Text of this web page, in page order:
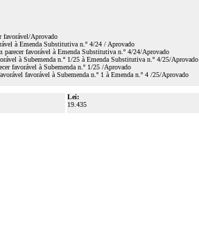
favorável/Aprovado
à Emenda Substitutiva n.º 4/24 / Aprovado
favorável à Emenda Substitutiva n.º 4/24/Aprovado
à Subemenda n.º 1/25 à Emenda Substitutiva n.º 4/25/Aprovado
favorável à Subemenda n.º 1/25 /Aprovado
favorável à Subemenda n.º 1 à Emenda n.º 4 /25/Aprovado
Lei:
19.435